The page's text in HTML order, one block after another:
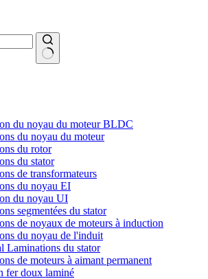
du noyau du moteur BLDC
du noyau du moteur
du rotor
du stator
de transformateurs
du noyau EI
du noyau UI
segmentées du stator
de noyaux de moteurs à induction
du noyau de l'induit
Laminations du stator
de moteurs à aimant permanent
fer doux laminé